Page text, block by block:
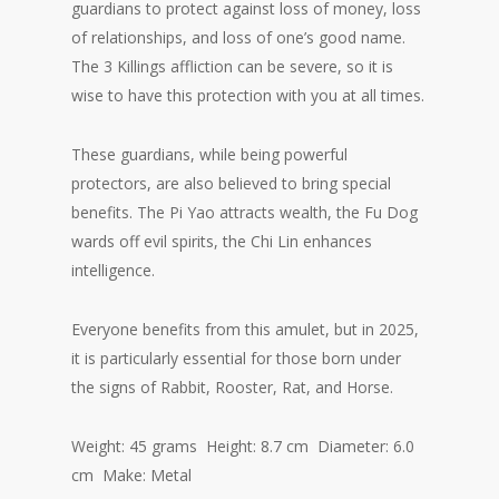
guardians to protect against loss of money, loss
of relationships, and loss of one’s good name.
The 3 Killings affliction can be severe, so it is
wise to have this protection with you at all times.
These guardians, while being powerful
protectors, are also believed to bring special
benefits. The Pi Yao attracts wealth, the Fu Dog
wards off evil spirits, the Chi Lin enhances
intelligence.
Everyone benefits from this amulet, but in 2025,
it is particularly essential for those born under
the signs of Rabbit, Rooster, Rat, and Horse.
Weight: 45 grams Height: 8.7 cm Diameter: 6.0
cm Make: Metal